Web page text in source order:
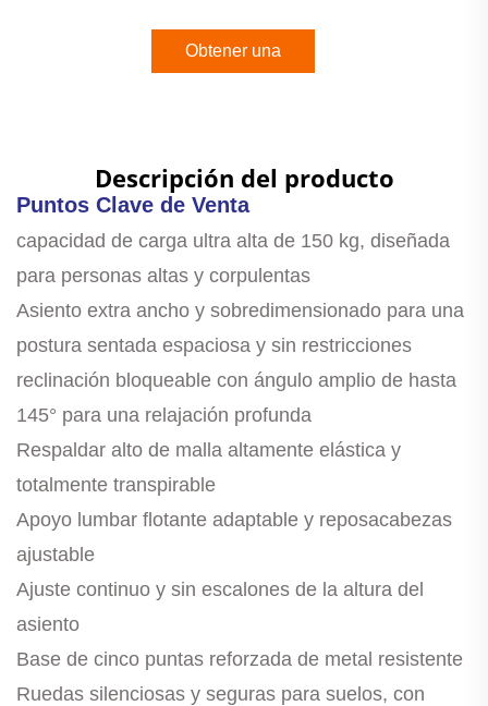
Obtener una
Descripción del producto
Puntos Clave de Venta
capacidad de carga ultra alta de 150 kg, diseñada
para personas altas y corpulentas
Asiento extra ancho y sobredimensionado para una
postura sentada espaciosa y sin restricciones
reclinación bloqueable con ángulo amplio de hasta
145° para una relajación profunda
Respaldar alto de malla altamente elástica y
totalmente transpirable
Apoyo lumbar flotante adaptable y reposacabezas
ajustable
Ajuste continuo y sin escalones de la altura del
asiento
Base de cinco puntas reforzada de metal resistente
Ruedas silenciosas y seguras para suelos, con